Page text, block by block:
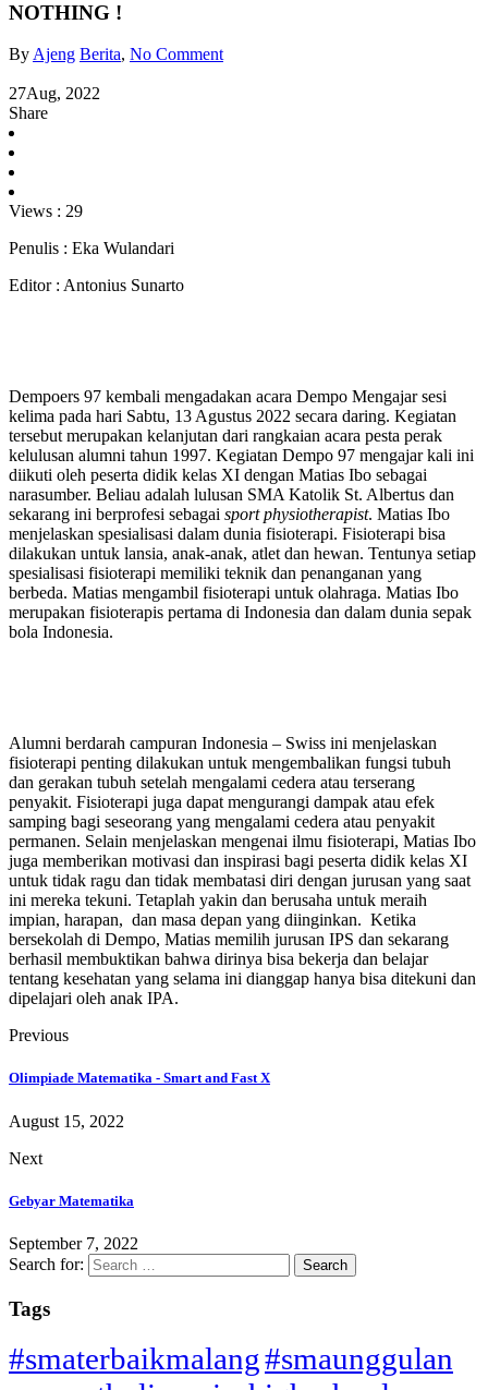
NOTHING !
By Ajeng Berita, No Comment
27Aug, 2022
Share
Views : 29
Penulis : Eka Wulandari
Editor : Antonius Sunarto
Dempoers 97 kembali mengadakan acara Dempo Mengajar sesi
kelima pada hari Sabtu, 13 Agustus 2022 secara daring. Kegiatan
tersebut merupakan kelanjutan dari rangkaian acara pesta perak
kelulusan alumni tahun 1997. Kegiatan Dempo 97 mengajar kali ini
diikuti oleh peserta didik kelas XI dengan Matias Ibo sebagai
narasumber. Beliau adalah lulusan SMA Katolik St. Albertus dan
sekarang ini berprofesi sebagai sport physiotherapist. Matias Ibo
menjelaskan spesialisasi dalam dunia fisioterapi. Fisioterapi bisa
dilakukan untuk lansia, anak-anak, atlet dan hewan. Tentunya setiap
spesialisasi fisioterapi memiliki teknik dan penanganan yang
berbeda. Matias mengambil fisioterapi untuk olahraga. Matias Ibo
merupakan fisioterapis pertama di Indonesia dan dalam dunia sepak
bola Indonesia.
Alumni berdarah campuran Indonesia – Swiss ini menjelaskan
fisioterapi penting dilakukan untuk mengembalikan fungsi tubuh
dan gerakan tubuh setelah mengalami cedera atau terserang
penyakit. Fisioterapi juga dapat mengurangi dampak atau efek
samping bagi seseorang yang mengalami cedera atau penyakit
permanen. Selain menjelaskan mengenai ilmu fisioterapi, Matias Ibo
juga memberikan motivasi dan inspirasi bagi peserta didik kelas XI
untuk tidak ragu dan tidak membatasi diri dengan jurusan yang saat
ini mereka tekuni. Tetaplah yakin dan berusaha untuk meraih
impian, harapan, dan masa depan yang diinginkan. Ketika
bersekolah di Dempo, Matias memilih jurusan IPS dan sekarang
berhasil membuktikan bahwa dirinya bisa bekerja dan belajar
tentang kesehatan yang selama ini dianggap hanya bisa ditekuni dan
dipelajari oleh anak IPA.
Previous
Olimpiade Matematika - Smart and Fast X
August 15, 2022
Next
Gebyar Matematika
September 7, 2022
Search for:
Tags
#smaterbaikmalang#smaunggulan